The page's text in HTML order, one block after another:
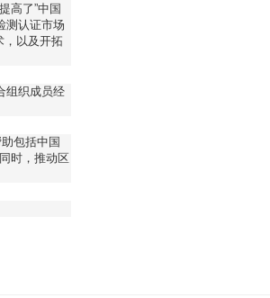
高了”中国
测认证市场
，以及开拓
组织成员经
包括中国
时，推动区